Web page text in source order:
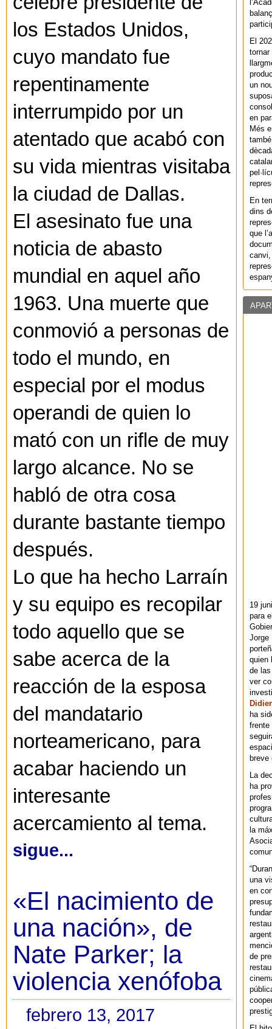
los Estados Unidos,
cuyo mandato fue
repentinamente
interrumpido por un
atentado que acabó con
su vida mientras visitaba
la ciudad de Dallas.
El asesinato fue una
noticia de abasto
mundial en aquel año
1963. Una muerte que
conmovió a personas de
todo el mundo, en
especial por el modus
operandi de quien lo
mató con un rifle de muy
largo alcance. No se
habló de otra cosa
durante bastante tiempo
después.
Lo que ha hecho Larraín
y su equipo es recopilar
todo aquello que se
sabe acerca de la
reacción de la esposa
del mandatario
norteamericano, para
acabar haciendo un
interesante
acercamiento al tema.
sigue...
«El nacimiento de
una nación», de
Nate Parker; la
violencia xenófoba
febrero 13, 2017
El
un
en
Més
En
dins
que
canvi,
19
para
Jorge
quien
de
ver
Didier
ha
frente
breve
La
ha
la
una
en
de